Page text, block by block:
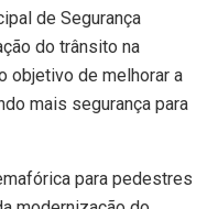
de Segurança
do trânsito na
objetivo de melhorar a
mais segurança para
para pedestres